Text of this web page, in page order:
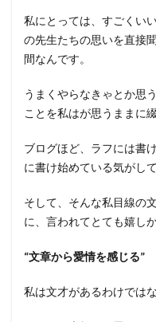
私にとっては、すごくい
の先生たちの思いを直接
間なんです。
うまくやらなきゃとか思
ことを私はが思うままに
ブログほど、ラフには書
に書け始めている気がして
そして、そんな私目線の
に、言われてとても嬉し
“文章から愛情を感じる”
私は文才があるわけでは